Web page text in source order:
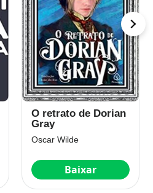
O retrato de Dorian
Gray
Oscar Wilde
Baixar